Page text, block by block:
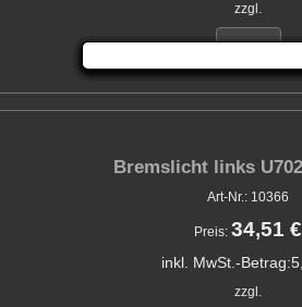
zzgl.
Bremslicht links
Art-Nr.: 10366
Preis: 34,51 €
inkl. MwSt.-Betrag:
zzgl.